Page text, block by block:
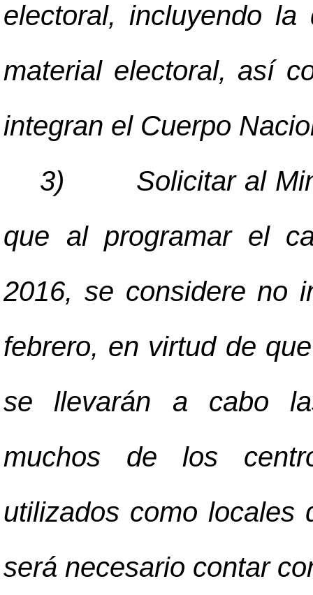
electoral, incluyendo
material electoral, así
integran el Cuerpo
3)
Solicitar al
que al programar el
2016, se considere no
febrero, en virtud de
se llevarán a cabo
muchos de los
utilizados como locales
será necesario contar